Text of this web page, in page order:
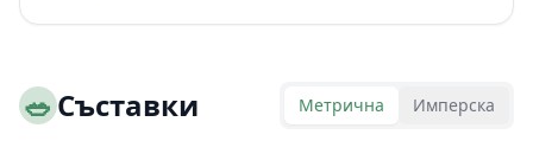
🥗Съставки Метрична Имперска